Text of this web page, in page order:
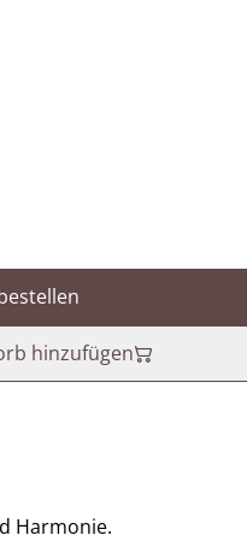
hinzufügen
Harmonie.